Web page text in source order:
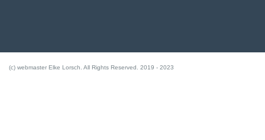
(c) webmaster Elke Lorsch. All Rights Reserved. 2019 - 2023